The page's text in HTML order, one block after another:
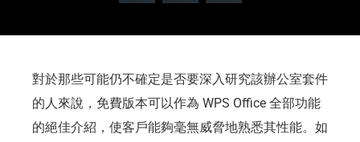
對於那些可能仍不確定是否要深入研究該辦公室套件
的人來說，免費版本可以作為 WPS Office 全部功能
的絕佳介紹，使客戶能夠毫無威脅地熟悉其性能。如